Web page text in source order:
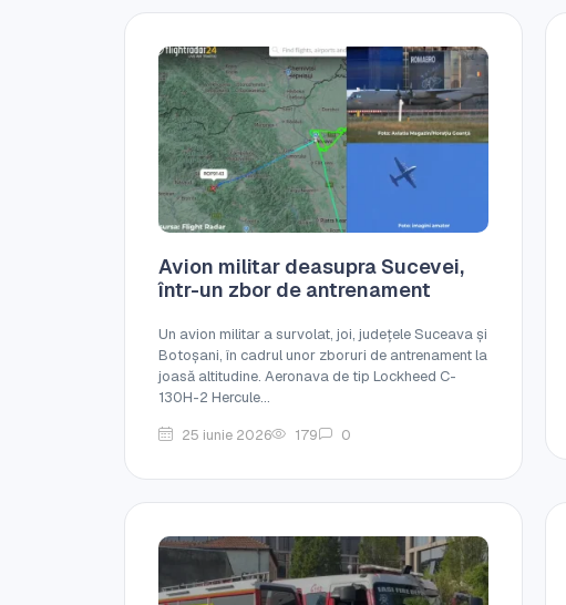
Avion militar deasupra Sucevei,
într-un zbor de antrenament
Un avion militar a survolat, joi, județele Suceava și
Botoșani, în cadrul unor zboruri de antrenament la
joasă altitudine. Aeronava de tip Lockheed C-
130H-2 Hercule...
25 iunie 2026
179 0